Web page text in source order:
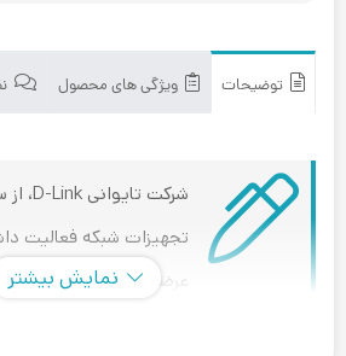
توضیحات ویژگی های محصول
تجهیزات شبکه فعالیت
عرضه ی تجهیزات شبکه با
نمایش بیشتر